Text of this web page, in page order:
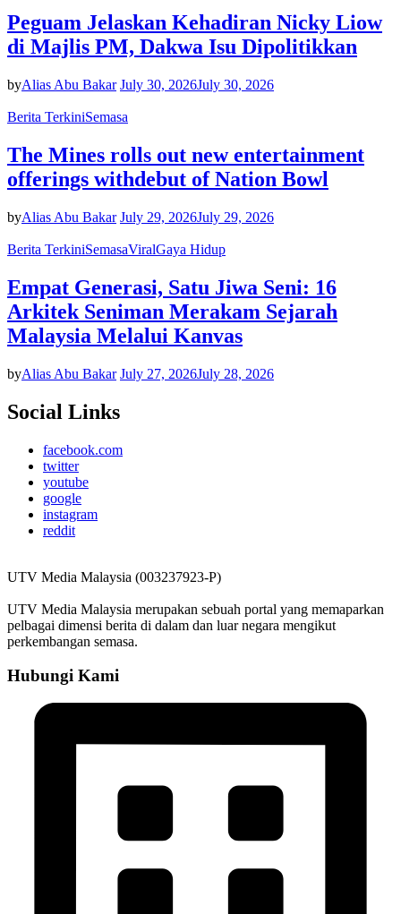
Peguam Jelaskan Kehadiran Nicky Liow
di Majlis PM, Dakwa Isu Dipolitikkan
byAlias Abu Bakar July 30, 2026July 30, 2026
Berita TerkiniSemasa
The Mines rolls out new entertainment
offerings withdebut of Nation Bowl
byAlias Abu Bakar July 29, 2026July 29, 2026
Berita TerkiniSemasaViralGaya Hidup
Empat Generasi, Satu Jiwa Seni: 16
Arkitek Seniman Merakam Sejarah
Malaysia Melalui Kanvas
byAlias Abu Bakar July 27, 2026July 28, 2026
Social Links
facebook.com
twitter
youtube
google
instagram
reddit
UTV Media Malaysia (003237923-P)
UTV Media Malaysia merupakan sebuah portal yang memaparkan
pelbagai dimensi berita di dalam dan luar negara mengikut
perkembangan semasa.
Hubungi Kami